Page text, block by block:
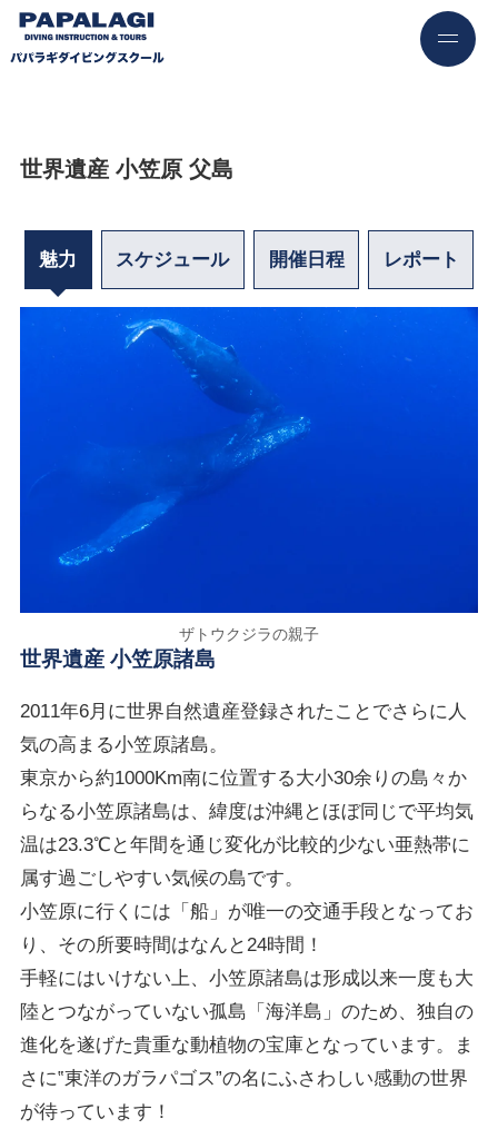
世界遺産 小笠原 父島
魅力 スケジュール 開催日程 レポート
ザトウクジラの親子
世界遺産 小笠原諸島
2011年6月に世界自然遺産登録されたことでさらに人
気の高まる小笠原諸島。
東京から約1000Km南に位置する大小30余りの島々か
らなる小笠原諸島は、緯度は沖縄とほぼ同じで平均気
温は23.3℃と年間を通じ変化が比較的少ない亜熱帯に
属す過ごしやすい気候の島です。
小笠原に行くには「船」が唯一の交通手段となってお
り、その所要時間はなんと24時間！
手軽にはいけない上、小笠原諸島は形成以来一度も大
陸とつながっていない孤島「海洋島」のため、独自の
進化を遂げた貴重な動植物の宝庫となっています。ま
さに‟東洋のガラパゴス”の名にふさわしい感動の世界
が待っています！